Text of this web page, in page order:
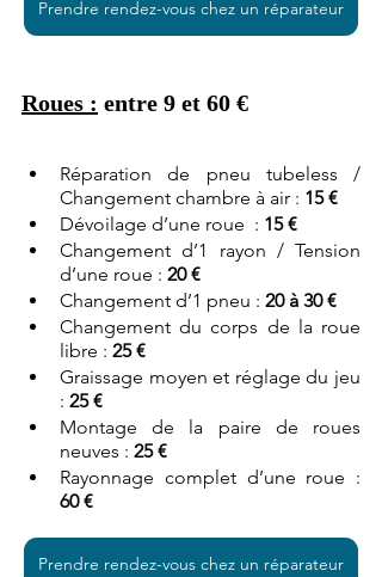
Prendre rendez-vous chez un réparateur
Roues : entre 9 et 60 €
Réparation de pneu tubeless /
Changement chambre à air : 15 €
Dévoilage d’une roue  : 15 €
Changement d’1 rayon / Tension
d’une roue : 20 €
Changement d’1 pneu : 20 à 30 €
Changement du corps de la roue
libre : 25 €
Graissage moyen et réglage du jeu
: 25 €
Montage de la paire de roues
neuves : 25 €
60 €
Prendre rendez-vous chez un réparateur